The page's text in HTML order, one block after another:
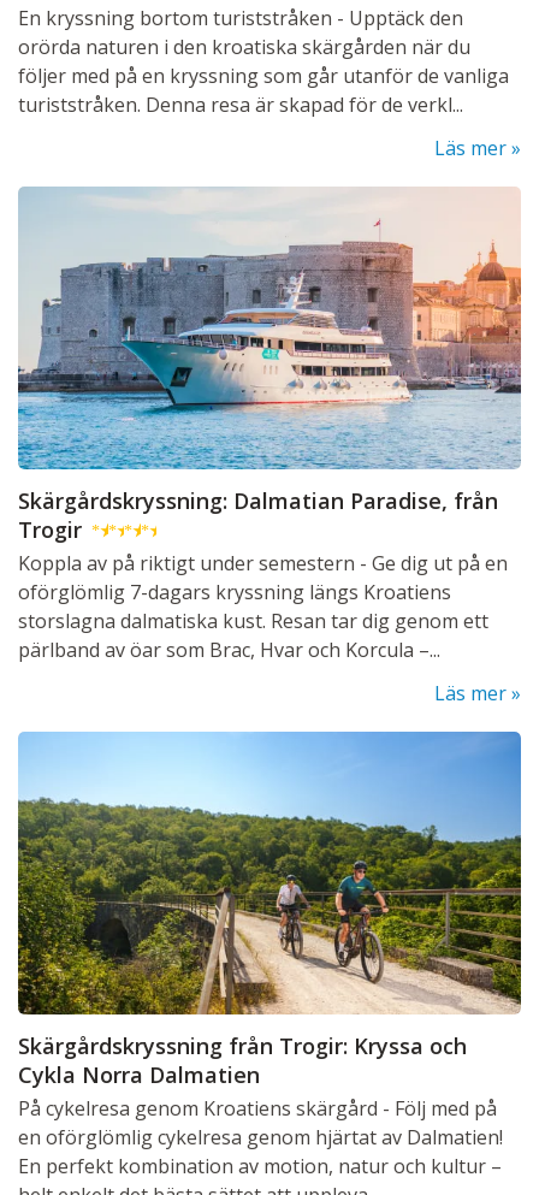
En kryssning bortom turiststråken - Upptäck den
orörda naturen i den kroatiska skärgården när du
följer med på en kryssning som går utanför de vanliga
turiststråken. Denna resa är skapad för de verkl...
Läs mer
Skärgårdskryssning: Dalmatian Paradise, från
Trogir
★★★★
Koppla av på riktigt under semestern - Ge dig ut på en
oförglömlig 7-dagars kryssning längs Kroatiens
storslagna dalmatiska kust. Resan tar dig genom ett
pärlband av öar som Brac, Hvar och Korcula –...
Läs mer
Skärgårdskryssning från Trogir: Kryssa och
Cykla Norra Dalmatien
På cykelresa genom Kroatiens skärgård - Följ med på
en oförglömlig cykelresa genom hjärtat av Dalmatien!
En perfekt kombination av motion, natur och kultur –